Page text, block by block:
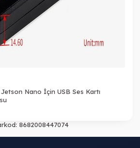
Nano İçin USB Ses Kartı
8682008447074